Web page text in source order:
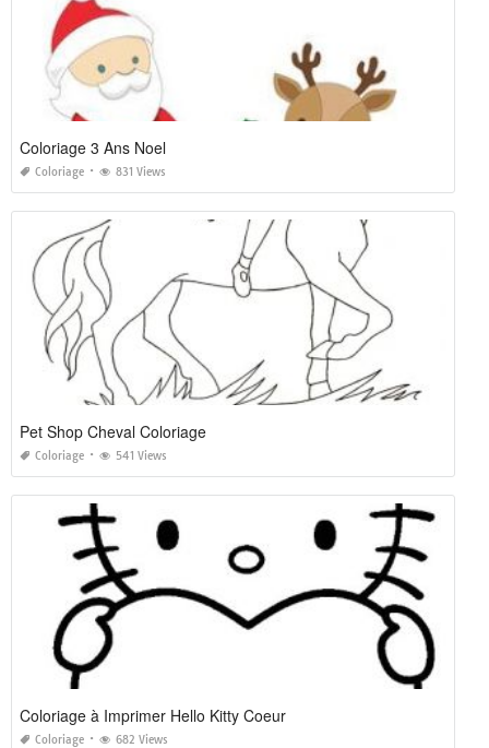
Coloriage 3 Ans Noel
Coloriage 831 Views
Pet Shop Cheval Coloriage
Coloriage 541 Views
Coloriage à Imprimer Hello Kitty Coeur
Coloriage 682 Views